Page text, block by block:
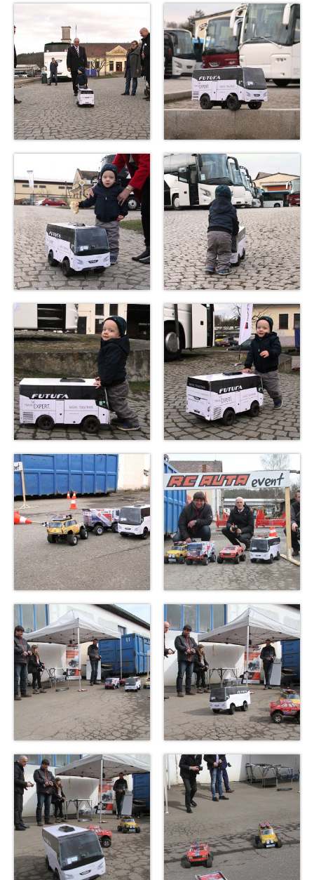
NL
O nás
Co děláme a proč
Historie
Vlastní vývoj, úpravy techniky, stavba kapot
podle přání klienta
Typy aut a vozidel co umíme
Doporučeme lokality
Další projekty
Expedice s RC Auty do přírody – za
dobrodružstvím a poznáváním
Firemní příměstské tábory
Letní Anglický příměstský tábor s Kreativními
auty na dálkáč
DIY Stavba kreativních kartonových autíček
VZDĚLÁVACÍ PROGRAM PRO ŠKOLY /
Projektové dny – Kreativní autíčková dílna / OP JAK
Projektové dny pro školy – Kreativní akční
autíčková dílna – OP JAK
Ukázka ZŠ: Vejrostova Brno – Bystrc
Ukázka: SŠ: Cichnova Brno